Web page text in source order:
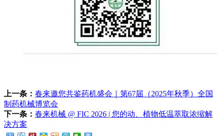
上一条： 春来邀您共鉴药机盛会｜第67届（2025年秋季）全国
制药机械博览会
下一条： 春来机械 @ FIC 2026 | 您的动、植物低温萃取浓缩解
决方案